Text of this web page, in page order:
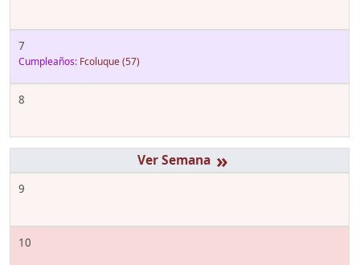
7
Cumpleaños: Fcoluque(57)
8
»
9
10